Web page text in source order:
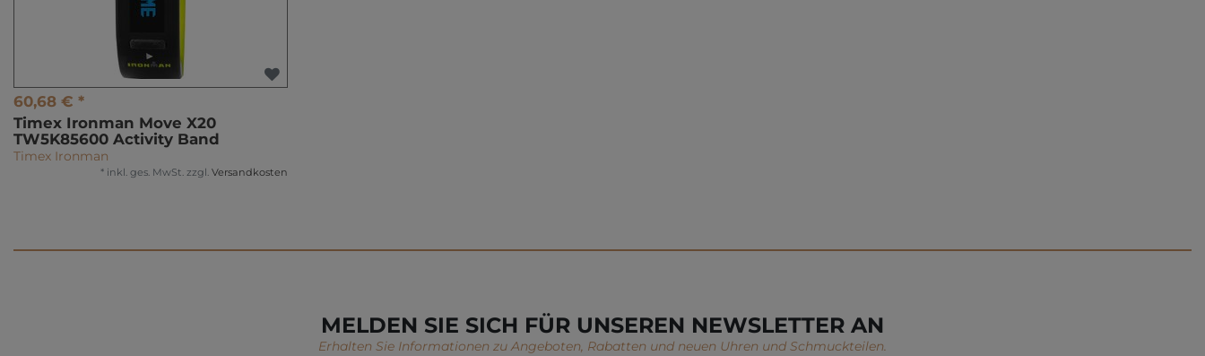
60,68 € *
Timex Ironman Move X20
TW5K85600 Activity Band
Timex Ironman
* inkl. ges. MwSt. zzgl. Versandkosten
MELDEN SIE SICH FÜR UNSEREN NEWSLETTER AN
Erhalten Sie Informationen zu Angeboten, Rabatten und neuen Uhren und Schmuckteilen.